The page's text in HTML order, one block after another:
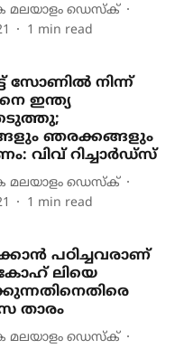
മലയാളം ഡെസ്ക്
1 min read
സോണില്‍ നിന്ന്
ഇന്ത്യ
ഞരക്കങ്ങളും
വിവ് റിച്ചാര്‍ഡ്‌സ്
മലയാളം ഡെസ്ക്
1 min read
പഠിച്ചവരാണ്
ലിയെ
താരം
മലയാളം ഡെസ്ക്